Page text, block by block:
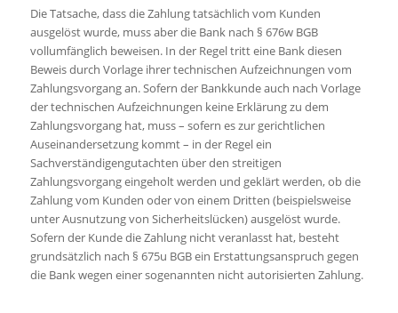
Die Tatsache, dass die Zahlung tatsächlich vom Kunden
ausgelöst wurde, muss aber die Bank nach § 676w BGB
vollumfänglich beweisen. In der Regel tritt eine Bank diesen
Beweis durch Vorlage ihrer technischen Aufzeichnungen vom
Zahlungsvorgang an. Sofern der Bankkunde auch nach Vorlage
der technischen Aufzeichnungen keine Erklärung zu dem
Zahlungsvorgang hat, muss – sofern es zur gerichtlichen
Auseinandersetzung kommt – in der Regel ein
Sachverständigengutachten über den streitigen
Zahlungsvorgang eingeholt werden und geklärt werden, ob die
Zahlung vom Kunden oder von einem Dritten (beispielsweise
unter Ausnutzung von Sicherheitslücken) ausgelöst wurde.
Sofern der Kunde die Zahlung nicht veranlasst hat, besteht
grundsätzlich nach § 675u BGB ein Erstattungsanspruch gegen
die Bank wegen einer sogenannten nicht autorisierten Zahlung.